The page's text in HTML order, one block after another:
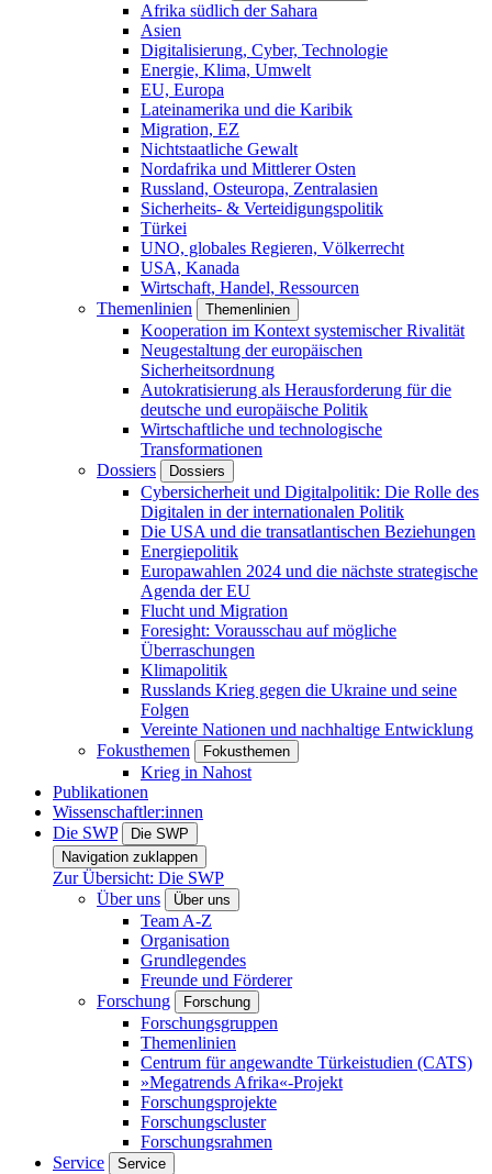
Afrika südlich der Sahara
Asien
Digitalisierung, Cyber, Technologie
Energie, Klima, Umwelt
EU, Europa
Lateinamerika und die Karibik
Migration, EZ
Nichtstaatliche Gewalt
Nordafrika und Mittlerer Osten
Russland, Osteuropa, Zentralasien
Sicherheits- & Verteidigungspolitik
Türkei
UNO, globales Regieren, Völkerrecht
USA, Kanada
Wirtschaft, Handel, Ressourcen
Themenlinien
Themenlinien
Kooperation im Kontext systemischer Rivalität
Neugestaltung der europäischen
Sicherheitsordnung
Autokratisierung als Herausforderung für die
deutsche und europäische Politik
Wirtschaftliche und technologische
Transformationen
Dossiers
Dossiers
Cybersicherheit und Digitalpolitik: Die Rolle des
Digitalen in der internationalen Politik
Die USA und die transatlantischen Beziehungen
Energiepolitik
Europawahlen 2024 und die nächste strategische
Agenda der EU
Flucht und Migration
Foresight: Vorausschau auf mögliche
Überraschungen
Klimapolitik
Russlands Krieg gegen die Ukraine und seine
Folgen
Vereinte Nationen und nachhaltige Entwicklung
Fokusthemen
Fokusthemen
Krieg in Nahost
Publikationen
Wissenschaftler:innen
Die SWP
Die SWP
Navigation zuklappen
Zur Übersicht: Die SWP
Über uns
Über uns
Team A-Z
Organisation
Grundlegendes
Freunde und Förderer
Forschung
Forschung
Forschungsgruppen
Themenlinien
Centrum für angewandte Türkeistudien (CATS)
»Megatrends Afrika«-Projekt
Forschungsprojekte
Forschungscluster
Forschungsrahmen
Service
Service